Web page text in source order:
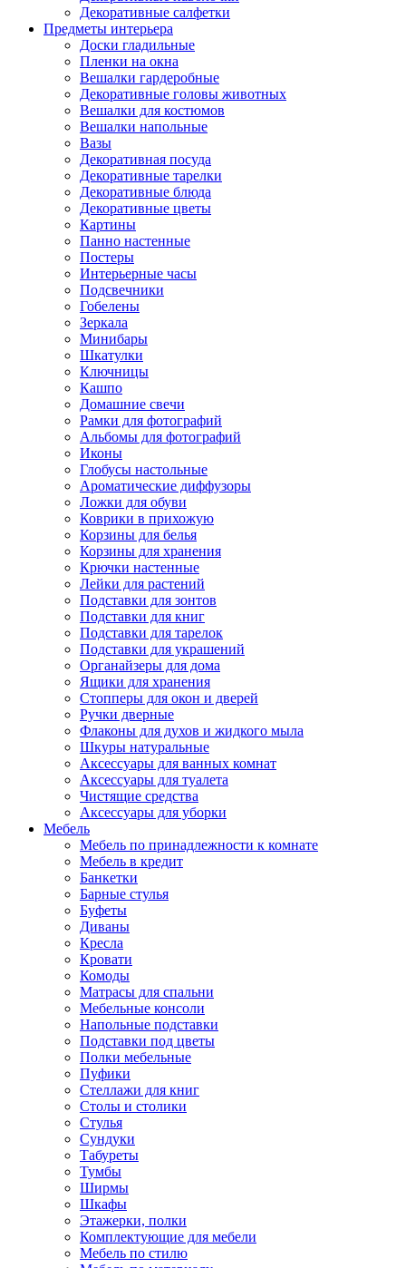
Декоративные салфетки
Предметы интерьера
Доски гладильные
Пленки на окна
Вешалки гардеробные
Декоративные головы животных
Вешалки для костюмов
Вешалки напольные
Вазы
Декоративная посуда
Декоративные тарелки
Декоративные блюда
Декоративные цветы
Картины
Панно настенные
Постеры
Интерьерные часы
Подсвечники
Гобелены
Зеркала
Минибары
Шкатулки
Ключницы
Кашпо
Домашние свечи
Рамки для фотографий
Альбомы для фотографий
Иконы
Глобусы настольные
Ароматические диффузоры
Ложки для обуви
Коврики в прихожую
Корзины для белья
Корзины для хранения
Крючки настенные
Лейки для растений
Подставки для зонтов
Подставки для книг
Подставки для тарелок
Подставки для украшений
Органайзеры для дома
Ящики для хранения
Стопперы для окон и дверей
Ручки дверные
Флаконы для духов и жидкого мыла
Шкуры натуральные
Аксессуары для ванных комнат
Аксессуары для туалета
Чистящие средства
Аксессуары для уборки
Мебель
Мебель по принадлежности к комнате
Мебель в кредит
Банкетки
Барные стулья
Буфеты
Диваны
Кресла
Кровати
Комоды
Матрасы для спальни
Мебельные консоли
Напольные подставки
Подставки под цветы
Полки мебельные
Пуфики
Стеллажи для книг
Столы и столики
Стулья
Сундуки
Табуреты
Тумбы
Ширмы
Шкафы
Этажерки, полки
Комплектующие для мебели
Мебель по стилю